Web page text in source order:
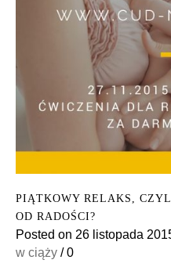
PIĄTKOWY RELAKS,
OD RADOŚCI?
Posted on 26 listopada
w ciąży /0